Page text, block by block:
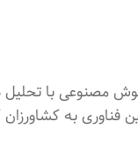
مصنوعی با تحلیل
فناوری به